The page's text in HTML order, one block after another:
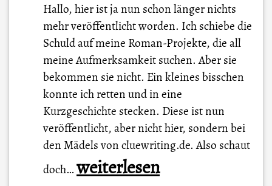
Hallo, hier ist ja nun schon länger nichts
mehr veröffentlicht worden. Ich schiebe die
Schuld auf meine Roman-Projekte, die all
meine Aufmerksamkeit suchen. Aber sie
bekommen sie nicht. Ein kleines bisschen
konnte ich retten und in eine
Kurzgeschichte stecken. Diese ist nun
veröffentlicht, aber nicht hier, sondern bei
den Mädels von cluewriting.de. Also schaut
doch…A
weiterlesen